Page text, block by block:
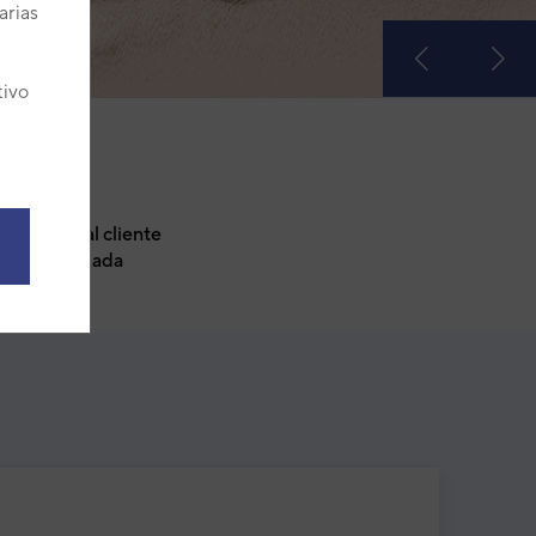
Atención al cliente
personalizada